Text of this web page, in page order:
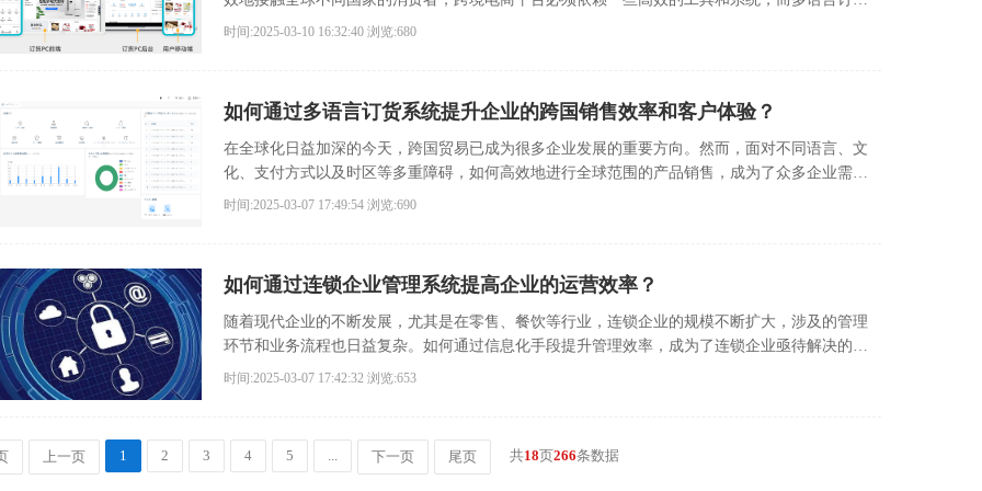
系统正是帮助跨境电商提高效率、降低风险的关键利器。
时间:2025-03-10 16:32:40 浏览:680
如何通过多语言订货系统提升企业的跨国销售效率和客户体验？
在全球化日益加深的今天，跨国贸易已成为很多企业发展的重要方向。然而，面对不同语言、文
化、支付方式以及时区等多重障碍，如何高效地进行全球范围的产品销售，成为了众多企业需要
解决的难题。
时间:2025-03-07 17:49:54 浏览:690
如何通过连锁企业管理系统提高企业的运营效率？
随着现代企业的不断发展，尤其是在零售、餐饮等行业，连锁企业的规模不断扩大，涉及的管理
环节和业务流程也日益复杂。如何通过信息化手段提升管理效率，成为了连锁企业亟待解决的问
题。
时间:2025-03-07 17:42:32 浏览:653
上一页 1 2 3 4 5 ... 下一页 尾页 共18页266条数据